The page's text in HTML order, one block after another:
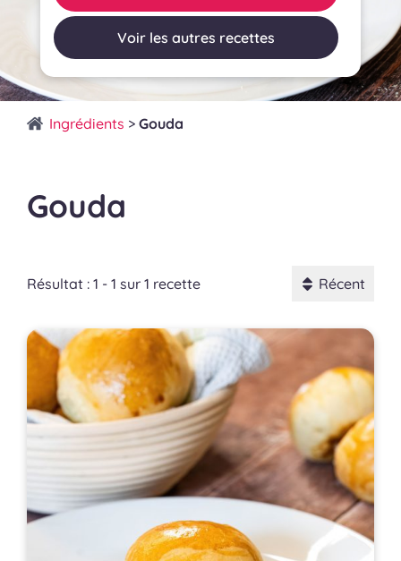
Voir les autres recettes
Ingrédients > Gouda
Gouda
Résultat : 1 - 1 sur 1 recette Récent